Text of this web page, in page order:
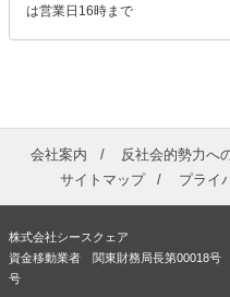
は営業日16時まで
会社案内 反社会的勢力へ
サイトマップ
プライ
株式会社シースクェア
資金移動業者 関東財務局長第00018
号